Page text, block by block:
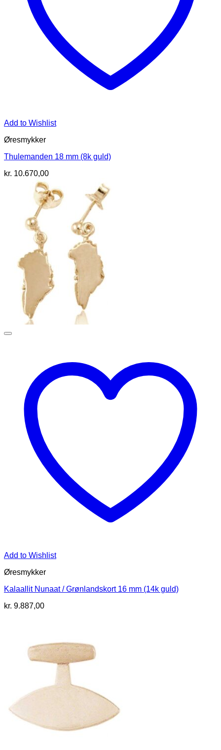
Add to Wishlist
Øresmykker
Thulemanden 18 mm (8k guld)
kr. 10.670,00
Add to Wishlist
Øresmykker
Kalaallit Nunaat / Grønlandskort 16 mm (14k guld)
kr. 9.887,00